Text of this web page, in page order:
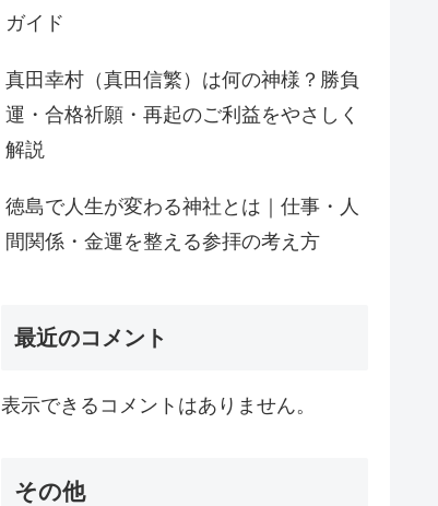
ガイド
真田幸村（真田信繁）は何の神様？勝負
運・合格祈願・再起のご利益をやさしく
解説
徳島で人生が変わる神社とは｜仕事・人
間関係・金運を整える参拝の考え方
最近のコメント
表示できるコメントはありません。
その他